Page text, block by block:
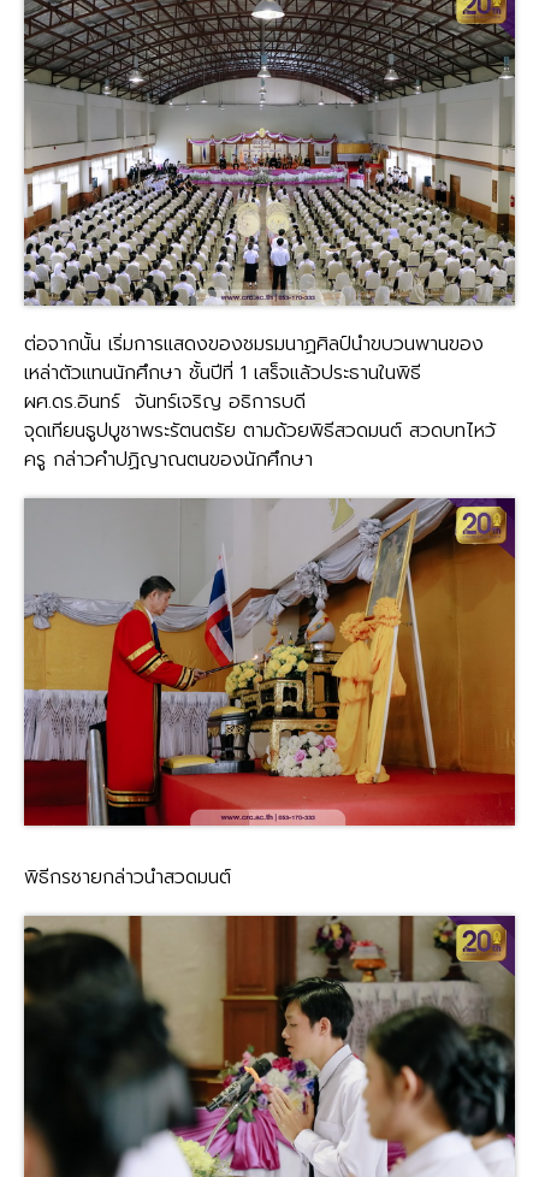
ต่อจากนั้น เริ่มการแสดงของชมรมนาฏศิลป์นำขบวนพานของ
เหล่าตัวแทนนักศึกษา ชั้นปีที่ 1 เสร็จแล้วประธานในพิธี
ผศ.ดร.อินทร์ จันทร์เจริญ อธิการบดี
จุดเทียนธูปบูชาพระรัตนตรัย ตามด้วยพิธีสวดมนต์ สวดบทไหว้
ครู กล่าวคำปฏิญาณตนของนักศึกษา
พิธีกรชายกล่าวนำสวดมนต์